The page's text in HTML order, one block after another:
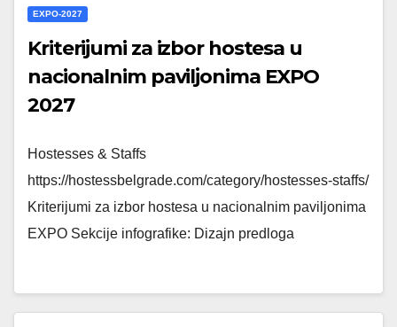
EXPO-2027
Kriterijumi za izbor hostesa u
nacionalnim paviljonima EXPO
2027
Hostesses & Staffs
https://hostessbelgrade.com/category/hostesses-staffs/
Kriterijumi za izbor hostesa u nacionalnim paviljonima
EXPO Sekcije infografike: Dizajn predloga